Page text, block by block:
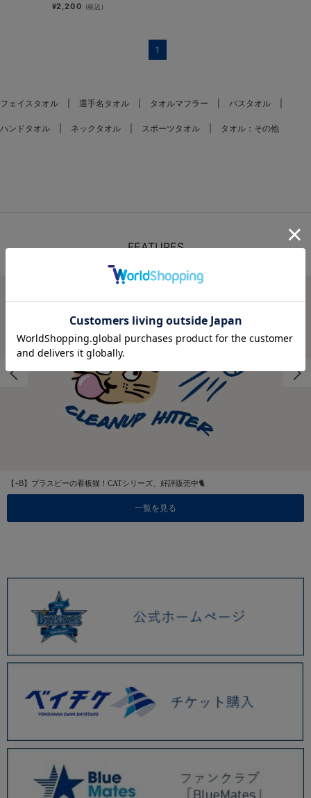
¥2,200 (税込)
1
フェイスタオル 選手名タオル タオルマフラー バスタオル
ハンドタオル ネックタオル スポーツタオル タオル：その他
FEATURES
【+B】プラスビーの看板猫！CATシリーズ、好評販売中🐈
一覧を見る